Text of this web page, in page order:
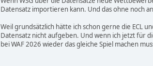
Datensatz importieren kann. Und das ohne noch
Weil grundsätzlich hätte ich schon gerne die ECL
Datensatz nicht aufgeben. Und wenn ich jetzt für
bei WAF 2026 wieder das gleiche Spiel machen